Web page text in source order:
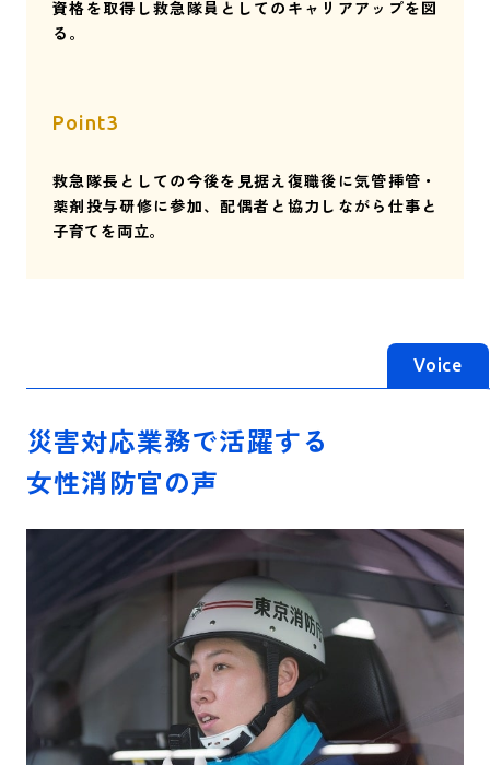
資格を取得し救急隊員としてのキャリアアップを図
る。
Point3
救急隊長としての今後を見据え復職後に気管挿管・
薬剤投与研修に参加、配偶者と協力しながら仕事と
子育てを両立。
Voice
災害対応業務で活躍する
女性消防官の声